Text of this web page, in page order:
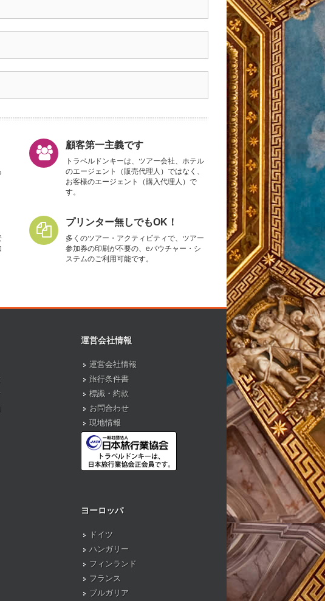
顧客第一主義です
トラベルドンキーは、ツアー会社、ホテル
のエージェント（販売代理人）ではなく、
お客様のエージェント（購入代理人）で
す。
プリンター無しでもOK！
多くのツアー・アクティビティで、ツアー
参加券の印刷が不要の、eバウチャー・シ
ステムのご利用可能です。
運営会社情報
運営会社情報
旅行条件書
標識・約款
お問合わせ
現地情報
ヨーロッパ
ドイツ
ハンガリー
フィンランド
フランス
ブルガリア